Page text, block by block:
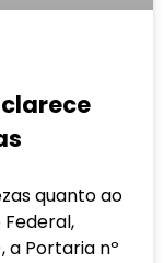
quanto ao
a Portaria nº